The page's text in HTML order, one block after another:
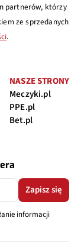
partnerów, którzy
ze sprzedanych
.
NASZE STRONY
Meczyki.pl
PPE.pl
Bet.pl
Zapisz się
informacji